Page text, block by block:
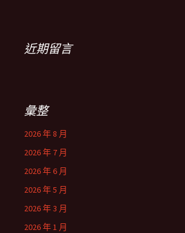
近期留言
彙整
2026 年 8 月
2026 年 7 月
2026 年 6 月
2026 年 5 月
2026 年 3 月
2026 年 1 月